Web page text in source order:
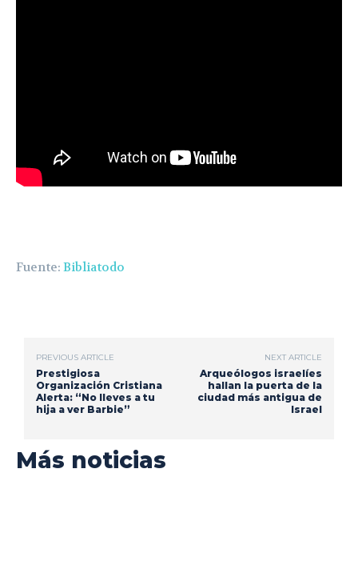
Fuente: Bibliatodo
PREVIOUS ARTICLE
Prestigiosa
Organización Cristiana
Alerta: “No lleves a tu
hija a ver Barbie”
NEXT ARTICLE
Arqueólogos israelíes
hallan la puerta de la
ciudad más antigua de
Israel
Más noticias